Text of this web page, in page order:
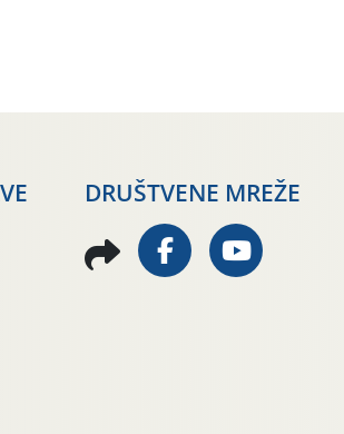
DRUŠTVENE MREŽE